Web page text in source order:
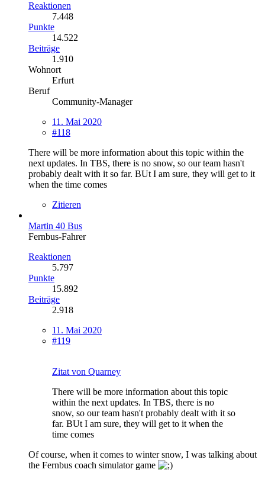
Reaktionen
7.448
Punkte
14.522
Beiträge
1.910
Wohnort
Erfurt
Beruf
Community-Manager
11. Mai 2020
#118
There will be more information about this topic within the
next updates. In TBS, there is no snow, so our team hasn't
probably dealt with it so far. BUt I am sure, they will get to it
when the time comes
Zitieren
Martin 40 Bus
Fernbus-Fahrer
Reaktionen
5.797
Punkte
15.892
Beiträge
2.918
11. Mai 2020
#119
Zitat von Quarney
There will be more information about this topic
within the next updates. In TBS, there is no
snow, so our team hasn't probably dealt with it so
far. BUt I am sure, they will get to it when the
time comes
Of course, when it comes to winter snow, I was talking about
the Fernbus coach simulator game